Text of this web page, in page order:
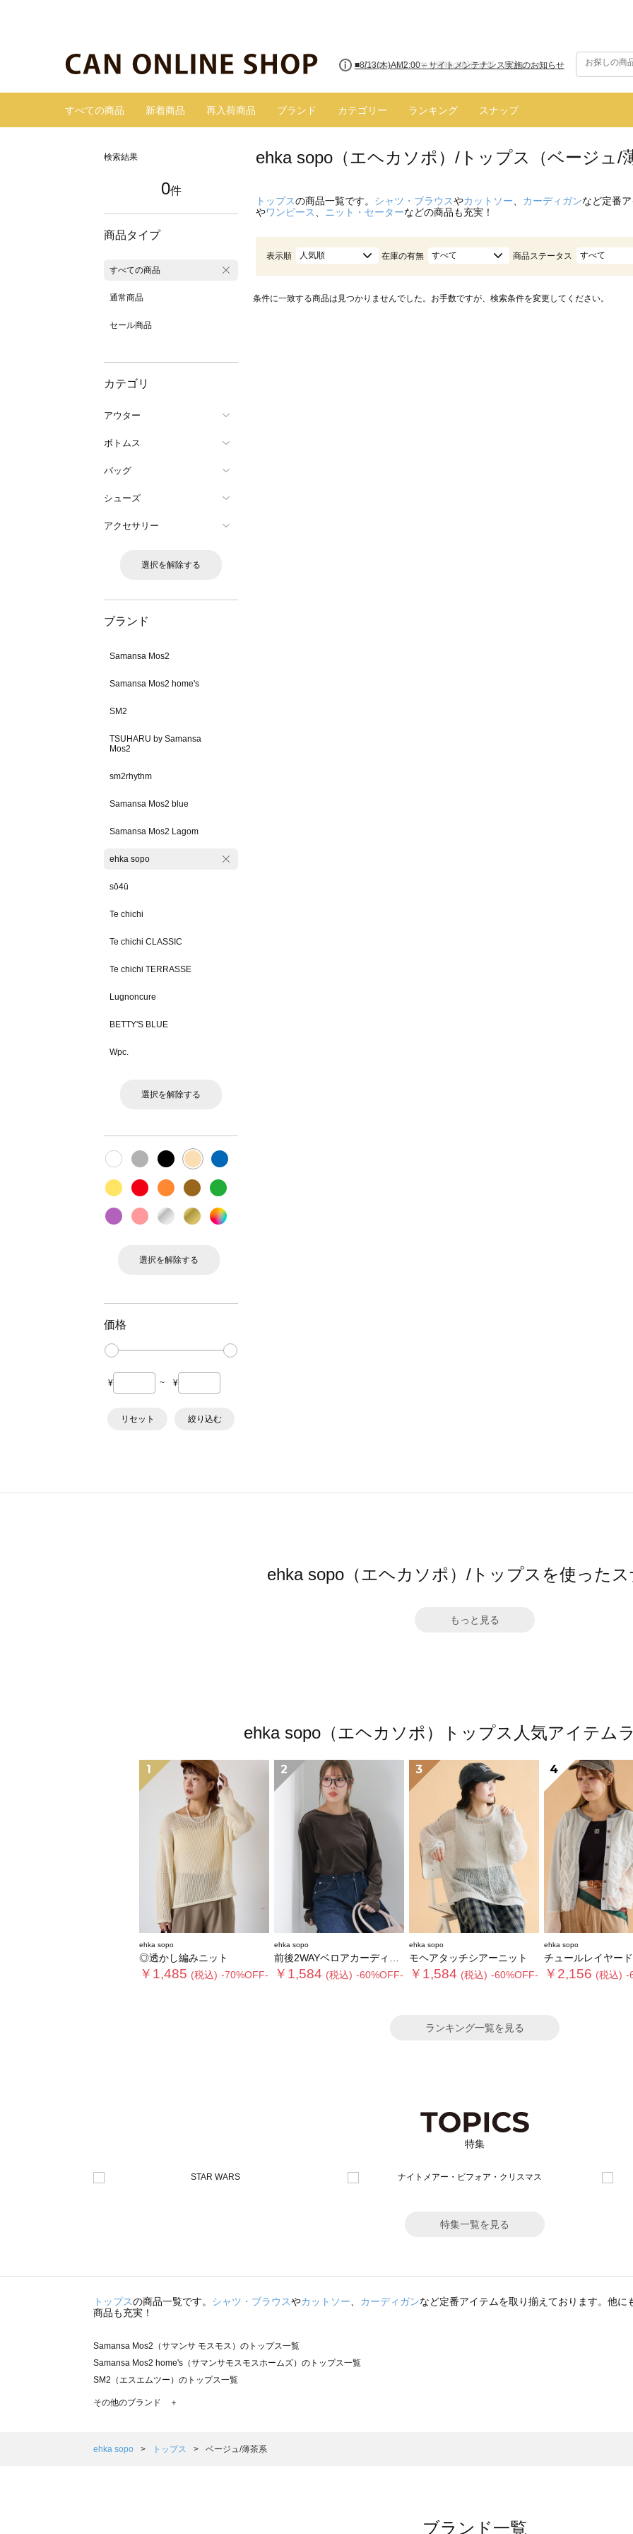
■8/13(木)AM2:00～サイトメンテナンス実施のお知らせ
すべての商品 新着商品 再入荷商品 ブランド カテゴリー ランキング スナップ
検索結果
0件
商品タイプ
すべての商品
通常商品
セール商品
カテゴリ
アウター
ボトムス
バッグ
シューズ
アクセサリー
選択を解除する
ブランド
Samansa Mos2
Samansa Mos2 home's
SM2
TSUHARU by Samansa
Mos2
sm2rhythm
Samansa Mos2 blue
Samansa Mos2 Lagom
ehka sopo
sō4ū
Te chichi
Te chichi CLASSIC
Te chichi TERRASSE
Lugnoncure
BETTY'S BLUE
Wpc.
選択を解除する
選択を解除する
価格
¥ ~ ¥
リセット 絞り込む
ehka sopo（エヘカソポ）/トップス（ベージュ/
トップスの商品一覧です。 シャツ・ブラウスやカットソー カーディガンなど定番
やワンピース ニット・セーターなどの商品も充実！
表示順 人気順 在庫の有無 すべて 商品ステータス すべて
条件に一致する商品は見つかりませんでした。お手数ですが、検索条件を変更してください。
ehka sopo（エヘカソポ）/トップスを使った
もっと見る
ehka sopo（エヘカソポ）トップス人気アイテム
1
ehka sopo
◎透かし編みニット
￥1,485 (税込) -70%OFF-
2
ehka sopo
前後2WAYベロアカーディガン
￥1,584 (税込) -60%OFF-
3
ehka sopo
モヘアタッチシアーニット
￥1,584 (税込) -60%OFF-
4
ehka sopo
チュールレイヤードカ
￥2,156 (税込) -
ランキング一覧を見る
特集
特集一覧を見る
トップスの商品一覧です。 シャツ・ブラウスやカットソー、 カーディガンなど定番アイテムを取り揃えております。他に
商品も充実！
Samansa Mos2（サマンサ モスモス）のトップス一覧
Samansa Mos2 home's（サマンサモスモスホームズ）のトップス一覧
SM2（エスエムツー）のトップス一覧
TSUHARU by Samansa Mos2（ツハルバイサマンサモスモス）のトップス一覧
Samansa Mos2 Lagom（サマンサモスモス ラーゴム）のトップス一覧
その他のブランド ＋
ehka sopo トップス ベージュ/薄茶系
ブランド一覧